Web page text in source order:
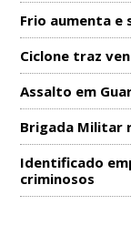
Frio aumenta e
Ciclone traz
Assalto em
Brigada Militar
Identificado
criminosos